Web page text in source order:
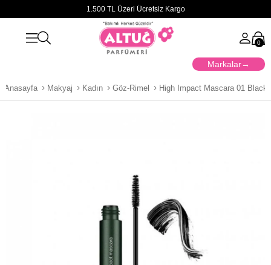
1.500 TL Üzeri Ücretsiz Kargo
0
Markalar
Anasayfa Makyaj Kadın Göz-Rimel High Impact Mascara 01 Black